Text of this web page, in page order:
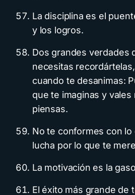
La disciplina es el
y los logros.
Dos grandes verdades
necesitas
cuando te desanimas:
que te imaginas y vales
piensas.
No te conformes con lo
lucha por lo que te
La motivación es la
El éxito más grande de